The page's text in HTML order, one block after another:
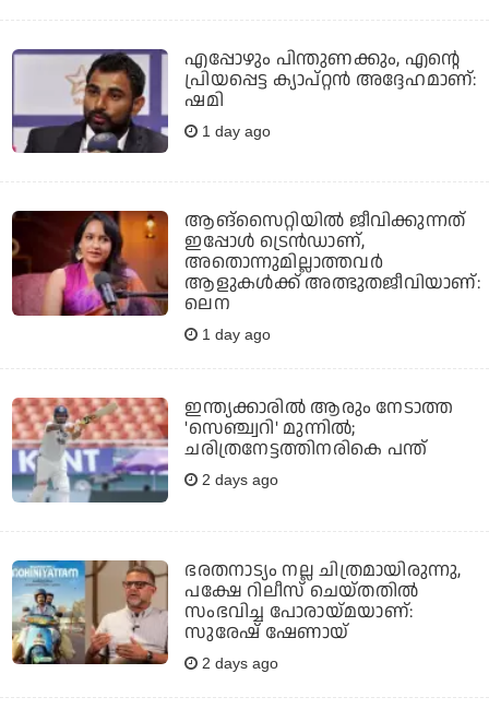
എപ്പോഴും പിന്തുണക്കും, എന്റെ
പ്രിയപ്പെട്ട ക്യാപ്റ്റന്‍ അദ്ദേഹമാണ്:
ഷമി
1 day ago
ആങ്സൈറ്റിയിൽ ജീവിക്കുന്നത്
ഇപ്പോൾ ട്രെൻഡാണ്,
അതൊന്നുമില്ലാത്തവർ
ആളുകൾക്ക് അത്ഭുതജീവിയാണ്:
ലെന
1 day ago
ഇന്ത്യക്കാരില്‍ ആരും നേടാത്ത
'സെഞ്ച്വറി' മുന്നില്‍;
ചരിത്രനേട്ടത്തിനരികെ പന്ത്
2 days ago
ഭരതനാട്യം നല്ല ചിത്രമായിരുന്നു,
പക്ഷേ റിലീസ് ചെയ്തതില്‍
സംഭവിച്ച പോരായ്മയാണ്:
സുരേഷ് ഷേണായ്
2 days ago